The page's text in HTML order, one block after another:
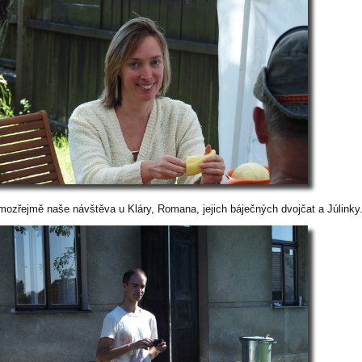
naše návštěva u Kláry, Romana, jejich báječných dvojčat a